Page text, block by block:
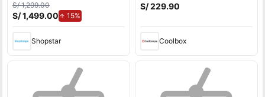
S/ 1,299.00
S/ 1,499.00 15%
Shopstar
S/ 229.90
Coolbox